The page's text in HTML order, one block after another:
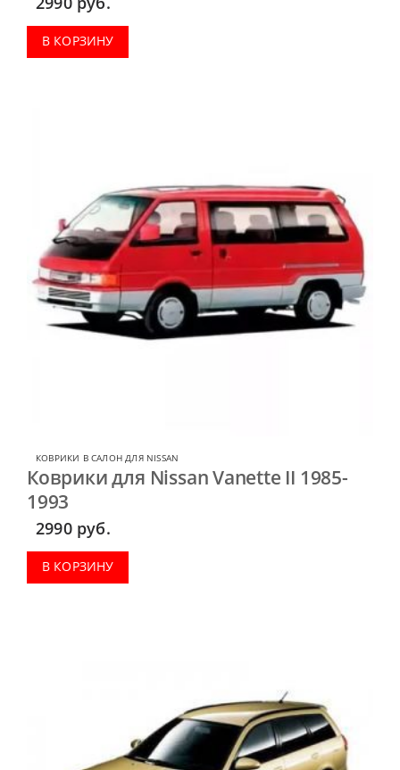
В КОРЗИНУ
КОВРИКИ В САЛОН ДЛЯ NISSAN
Коврики для Nissan Vanette II 1985-
1993
2990 руб.
В КОРЗИНУ